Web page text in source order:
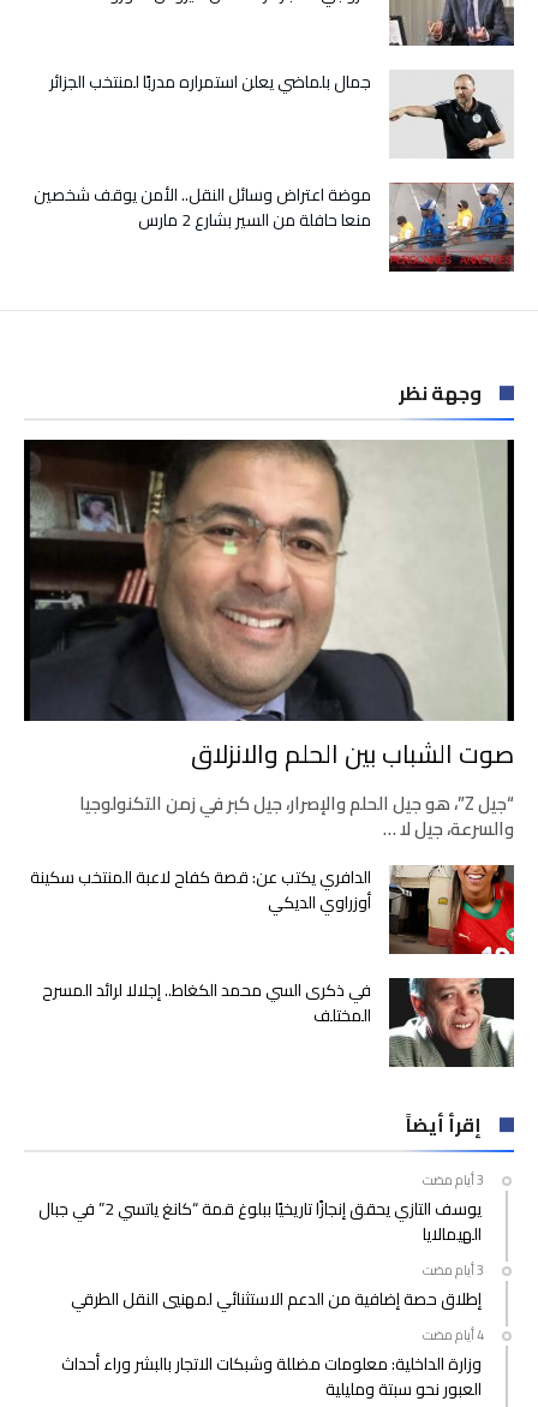
جمال بلماضي يعلن استمراره مدربًا لمنتخب الجزائر
موضة اعتراض وسائل النقل.. الأمن يوقف شخصين
منعا حافلة من السير بشارع 2 مارس
وجهة نظر
صوت الشباب بين الحلم والانزلاق
“جيل Z”، هو جيل الحلم والإصرار، جيل كبر في زمن التكنولوجيا
والسرعة، جيل لا …
الدافري يكتب عن: قصة كفاح لاعبة المنتخب سكينة
أوزراوي الديكي
في ذكرى السي محمد الكغاط.. إجلالا لرائد المسرح
المختلف
إقرأ أيضاً
يوسف التازي يحقق إنجازًا تاريخيًا ببلوغ قمة “كانغ ياتسي 2” في جبال
الهيمالايا
إطلاق حصة إضافية من الدعم الاستثنائي لمهنيي النقل الطرقي
وزارة الداخلية: معلومات مضللة وشبكات الاتجار بالبشر وراء أحداث
العبور نحو سبتة ومليلية